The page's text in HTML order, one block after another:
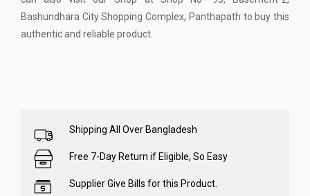
Bashundhara City Shopping Complex, Panthapath to buy this
authentic and reliable product.
Shipping All Over Bangladesh
Free 7-Day Return if Eligible, So Easy
Supplier Give Bills for this Product.